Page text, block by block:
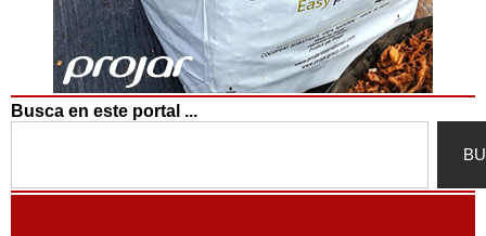
Busca en este portal ...